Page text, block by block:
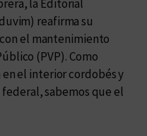
la Editorial
reafirma su
el mantenimiento
(PVP). Como
el interior cordobés y
sabemos que el